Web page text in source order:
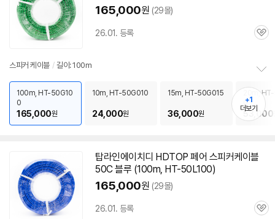
165,000원 (29몰)
26.01. 등록
관
스피커 케이블 / 길이: 100m
보
펼
치
100m, HT-50G10
0
165,000원
10m, HT-50G010
24,000원
15m, HT-50G015
36,000원
20m,
0
53,000
+1
더보기
탑라인에이치디 HDTOP 페어 스피커케이블
50C블루 (100m, HT-50L100)
165,000원 (29몰)
26.01. 등록
관